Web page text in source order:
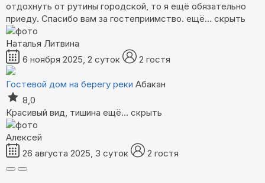
отдохнуть от рутины городской, то я ещё обязательно
приеду. Спасибо вам за гостеприимство. ещё... скрыть
Наталья Литвина
6 ноября 2025, 2 суток
2 гостя
Гостевой дом на берегу реки Абакан
8,0
Красивый вид, тишина ещё... скрыть
Алексей
26 августа 2025, 3 суток
2 гостя